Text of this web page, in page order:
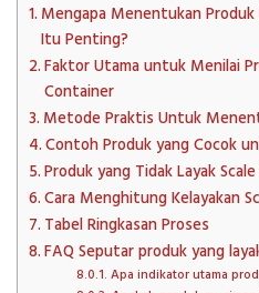
Mengapa Menentukan
Itu Penting?
Faktor Utama untuk Menilai
Container
Metode Praktis Untuk
Contoh Produk yang Cocok
Produk yang Tidak Layak
Cara Menghitung Kelayakan
Tabel Ringkasan Proses
FAQ Seputar produk yang
Apa indikator utama